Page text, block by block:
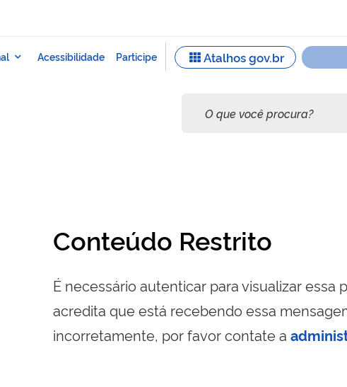
Conteúdo Restrito
É necessário autenticar para visualizar essa
acredita que está recebendo essa
incorretamente, por favor contate a